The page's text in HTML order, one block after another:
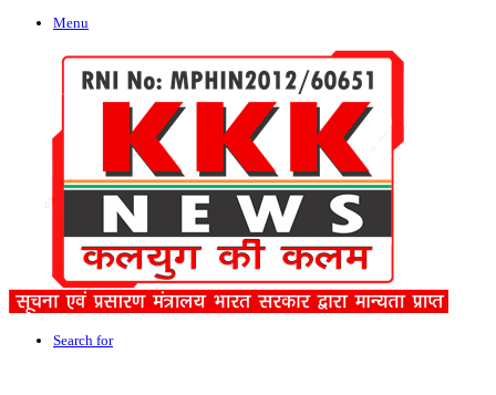
Menu
Search for